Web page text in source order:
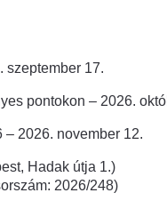
szeptember 17.
pontokon – 2026.
2026. november 12.
Hadak útja 1.)
2026/248)